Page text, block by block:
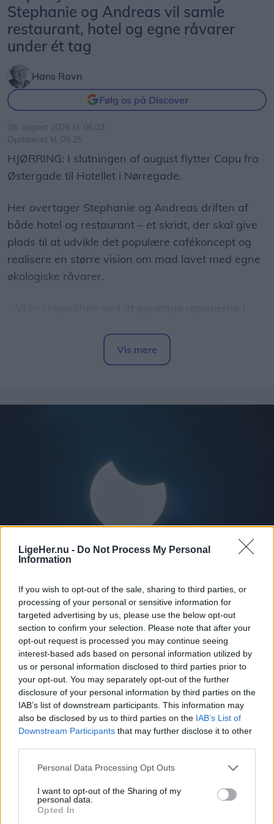
LigeHer.nu - Do Not Process My Personal
Information
If you wish to opt-out of the sale, sharing to third parties, or
processing of your personal or sensitive information for
targeted advertising by us, please use the below opt-out
section to confirm your selection. Please note that after your
opt-out request is processed you may continue seeing
interest-based ads based on personal information utilized by
us or personal information disclosed to third parties prior to
your opt-out. You may separately opt-out of the further
disclosure of your personal information by third parties on the
IAB’s list of downstream participants. This information may
also be disclosed by us to third parties on the IAB’s List of
Downstream Participants that may further disclose it to other
Personal Data Processing Opt Outs
I want to opt-out of the Sharing of my
personal data.
Opted In
Stephanie og Andreas vil samle
restaurant, hotel og egne råvarer
under ét tag
Hans Ravn
Følg os på Discover
08. august 2026 kl. 06.03
Opdateret kl. 09.25
HJØRRING: I slutningen af august flytter Capu fra
Østergade til Hotellet i Nørregade.
Her overtager Stephanie og Andreas driften af
både hotel og restaurant – et skridt, der skal give
plads til at udvikle det populære cafékoncept og
realisere en større vision om mad lavet med egne
økologiske råvarer.
plads, og nu får vi mulighed for for alvor at folde
vores idéer ud og tage Capu til det næste niveau,
Selv om adressen bliver ny, kan de mange
stamgæster glæde sig over, at caféens populære
brunchkoncept fortsætter uændret.
- Vores morgenbræt og brunch følger med. Det er
en stor del af Capu, og det kommer gæsterne til at
opleve præcis, som de kender det.
Samtidig bliver frokostmenuen videreudviklet, og
også om aftenen. Her bliver konceptet inspireret
af social dining, hvor gæsterne selv
sammensætter flere mindre retter, som serveres
Vis mere
Aktuelt
Nordjyder kan se årtiets største
solformørkelse
Emilie Nesheim Shaw
Følg os på Discover
08. august 2026 kl. 14.00
NORDJYLLAND: Når solen går mod horisonten
onsdag 12. august, bliver det ikke en helt
almindelig sommeraften.
Nordjyder får nemlig mulighed for at opleve den
kraftigste delvise solformørkelse, der kan ses fra